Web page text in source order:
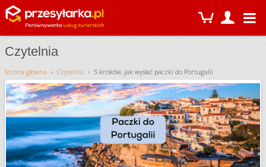
Czytelnia
Strona główna Czytelnia 5 kroków, jak wysłać paczki do Portugalii